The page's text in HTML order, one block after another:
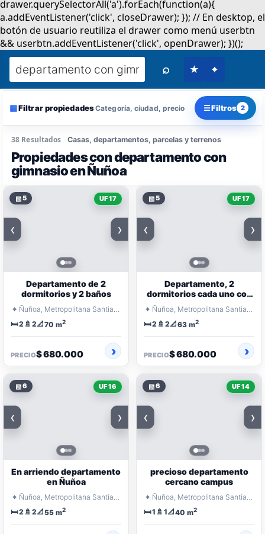
⌕ ★ ⌖
▦Filtrar propiedadesCategoría, ciudad, precio ☰Filtros 2
38 Resultados
Propiedades con departamento con
gimnasio en Ñuñoa
Casas, departamentos, parcelas y terrenos
▧5 UF 17
‹ ›
Departamento de 2
dormitorios y 2 baños
⌖
Ñuñoa, Metropolitana Santiago
🛏️2 🚿 2📐70 m2
PRECIO$ 680.000
▧5 UF 17
‹ ›
Departamento, 2
dormitorios cada uno con
⌖ Ñuñoa, Metropolitana Santiago
🛏️2 🚿 2📐63 m2
PRECIO$ 680.000
▧6 UF 16
‹ ›
En arriendo departamento
en Ñuñoa
⌖
Ñuñoa, Metropolitana Santiago
🛏️2 🚿 2📐55 m2
▧6 UF 14
‹ ›
precioso departamento
cercano campus
⌖
Ñuñoa, Metropolitana Santiago
🛏️1 🚿 1📐40 m2